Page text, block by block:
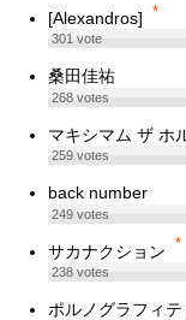
[Alexandros] *
301vote
桑田佳祐
268votes
マキシマム ザ ホ
259votes
back number
249votes
サカナクション *
238votes
ポルノグラフィテ